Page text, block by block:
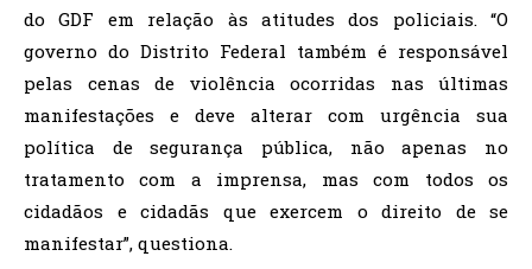
do GDF em relação às atitudes dos policiais. “O
governo do Distrito Federal também é responsável
pelas cenas de violência ocorridas nas últimas
manifestações e deve alterar com urgência sua
política de segurança pública, não apenas no
tratamento com a imprensa, mas com todos os
cidadãos e cidadãs que exercem o direito de se
manifestar”, questiona.